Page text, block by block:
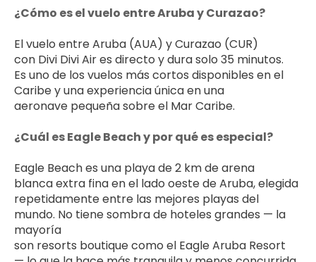
¿Cómo es el vuelo entre Aruba y Curazao?
El vuelo entre Aruba (AUA) y Curazao (CUR)
con Divi Divi Air es directo y dura solo 35 minutos.
Es uno de los vuelos más cortos disponibles en el
Caribe y una experiencia única en una
aeronave pequeña sobre el Mar Caribe.
¿Cuál es Eagle Beach y por qué es especial?
Eagle Beach es una playa de 2 km de arena
blanca extra fina en el lado oeste de Aruba, elegida
repetidamente entre las mejores playas del
mundo. No tiene sombra de hoteles grandes — la
mayoría
son resorts boutique como el Eagle Aruba Resort